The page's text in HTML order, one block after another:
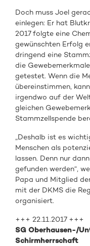
Doch muss Joel
einlegen: Er hat
2017 folgte eine
gewünschten Erfolg
dringend eine
die
getestet. Wenn die
übereinstimmen,
irgendwo auf der
gleichen
Stammzellspende
„Deshalb ist es
Menschen als
lassen. Denn nur
gefunden werden“,
Papa und Mitglied
mit der DKMS die
organisiert.
+++ 22.11.2017 +++
SG Oberhausen-/
Schirmherrschaft